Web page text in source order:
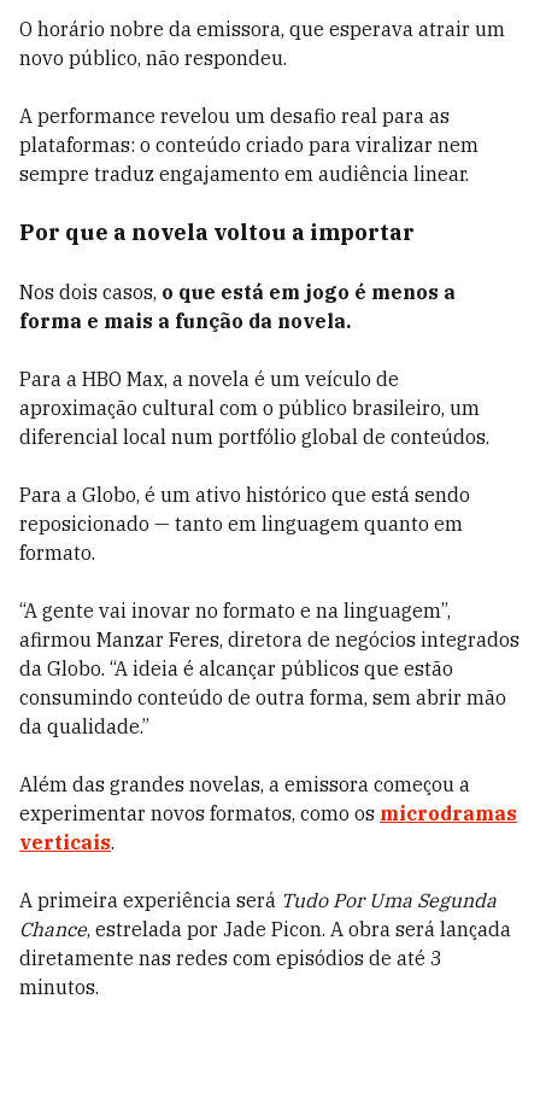
O horário nobre da emissora, que esperava atrair um
novo público, não respondeu.
A performance revelou um desafio real para as
plataformas: o conteúdo criado para viralizar nem
sempre traduz engajamento em audiência linear.
Por que a novela voltou a importar
Nos dois casos, o que está em jogo é menos a
forma e mais a função da novela.
Para a HBO Max, a novela é um veículo de
aproximação cultural com o público brasileiro, um
diferencial local num portfólio global de conteúdos.
Para a Globo, é um ativo histórico que está sendo
reposicionado — tanto em linguagem quanto em
formato.
“A gente vai inovar no formato e na linguagem”,
afirmou Manzar Feres, diretora de negócios integrados
da Globo. “A ideia é alcançar públicos que estão
consumindo conteúdo de outra forma, sem abrir mão
da qualidade.”
Além das grandes novelas, a emissora começou a
experimentar novos formatos, como os microdramas
verticais.
A primeira experiência será Tudo Por Uma Segunda
Chance, estrelada por Jade Picon. A obra será lançada
diretamente nas redes com episódios de até 3
minutos.